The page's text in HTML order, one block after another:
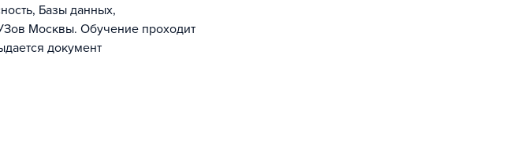
Базы данных,
Москвы. Обучение проходит
документ